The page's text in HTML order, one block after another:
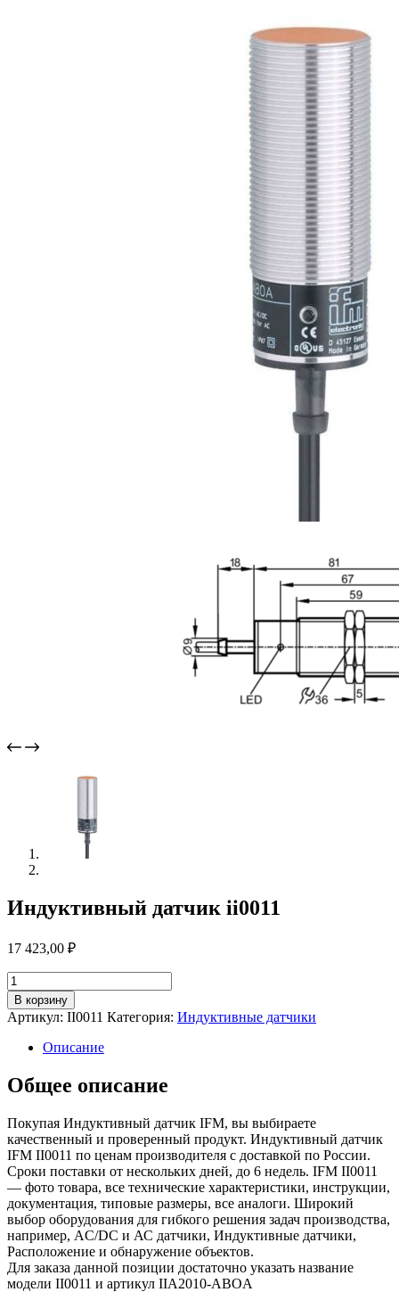
Индуктивный датчик ii0011
17 423,00 ₽
Количество
товара
Индуктивный
датчик
ii0011
В корзину
Артикул: II0011 Категория: Индуктивные датчики
Описание
Общее описание
Покупая Индуктивный датчик IFM, вы выбираете
качественный и проверенный продукт. Индуктивный датчик
IFM II0011 по ценам производителя с доставкой по России.
Сроки поставки от нескольких дней, до 6 недель. IFM II0011
— фото товара, все технические характеристики, инструкции,
документация, типовые размеры, все аналоги. Широкий
выбор оборудования для гибкого решения задач производства,
например, AC/DC и АС датчики, Индуктивные датчики,
Расположение и обнаружение объектов.
Для заказа данной позиции достаточно указать название
модели II0011 и артикул IIA2010-ABOA